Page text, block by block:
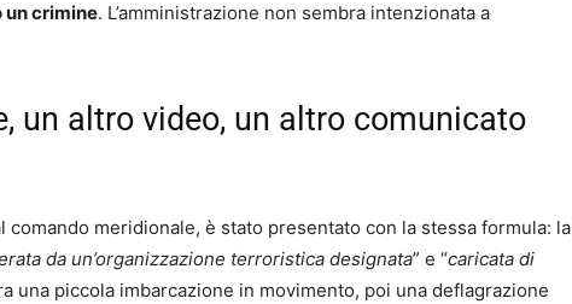
un crimine. L’amministrazione non sembra intenzionata a
un altro video, un altro comunicato
comando meridionale, è stato presentato con la stessa formula: la
da un’organizzazione terroristica designata” e “caricata di
una piccola imbarcazione in movimento, poi una deflagrazione